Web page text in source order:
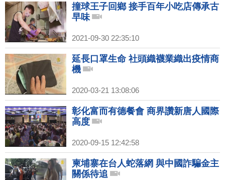
撞球王子回鄉 接手百年小吃店傳承古
早味
2021-09-30 22:35:10
延長口罩生命 社頭織襪業織出疫情商
機
2020-03-21 13:08:06
彰化富而有德餐會 商界讚新唐人國際
高度
2020-09-15 12:42:58
柬埔寨在台人蛇落網 與中國詐騙金主
關係待追